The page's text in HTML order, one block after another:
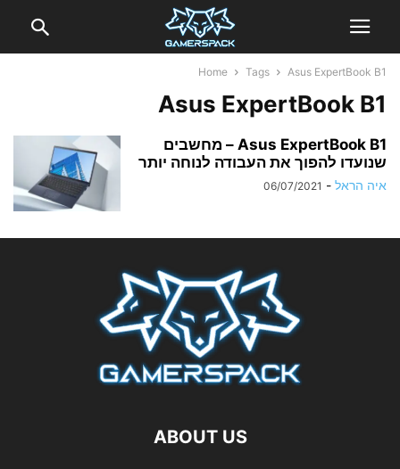
Home Tags Asus ExpertBook B1
Asus ExpertBook B1
Asus ExpertBook B1 – מחשבים
שנועדו להפוך את העבודה לנוחה יותר
איה הראל -
06/07/2021
ABOUT US